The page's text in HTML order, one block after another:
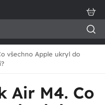
všechno Apple ukryl do
Air M4. Co